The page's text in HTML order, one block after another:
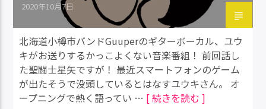
2020年10月7日
北海道小樽市バンドGuuperのギターボーカル、ユウ
キがお送りするかっこよくない音楽番組！ 前回話し
た聖闘士星矢ですが！ 最近スマートフォンのゲーム
が出たそうで没頭しているとはなすユウキさん。 オ
ープニングで熱く語ってい … [ 続きを読む ]